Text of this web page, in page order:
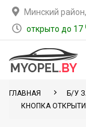
Минский
открыто до 17
ГЛАВНАЯ Б/У
КНОПКА